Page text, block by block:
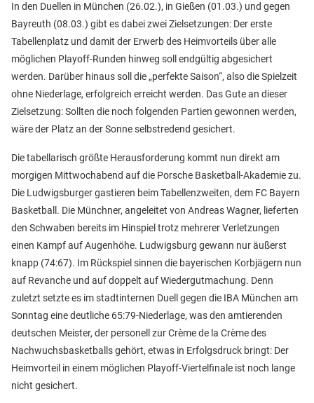
In den Duellen in München (26.02.), in Gießen (01.03.) und gegen
Bayreuth (08.03.) gibt es dabei zwei Zielsetzungen: Der erste
Tabellenplatz und damit der Erwerb des Heimvorteils über alle
möglichen Playoff-Runden hinweg soll endgültig abgesichert
werden. Darüber hinaus soll die „perfekte Saison“, also die Spielzeit
ohne Niederlage, erfolgreich erreicht werden. Das Gute an dieser
Zielsetzung: Sollten die noch folgenden Partien gewonnen werden,
wäre der Platz an der Sonne selbstredend gesichert.
Die tabellarisch größte Herausforderung kommt nun direkt am
morgigen Mittwochabend auf die Porsche Basketball-Akademie zu.
Die Ludwigsburger gastieren beim Tabellenzweiten, dem FC Bayern
Basketball. Die Münchner, angeleitet von Andreas Wagner, lieferten
den Schwaben bereits im Hinspiel trotz mehrerer Verletzungen
einen Kampf auf Augenhöhe. Ludwigsburg gewann nur äußerst
knapp (74:67). Im Rückspiel sinnen die bayerischen Korbjägern nun
auf Revanche und auf doppelt auf Wiedergutmachung. Denn
zuletzt setzte es im stadtinternen Duell gegen die IBA München am
Sonntag eine deutliche 65:79-Niederlage, was den amtierenden
deutschen Meister, der personell zur Crème de la Crème des
Nachwuchsbasketballs gehört, etwas in Erfolgsdruck bringt: Der
Heimvorteil in einem möglichen Playoff-Viertelfinale ist noch lange
nicht gesichert.